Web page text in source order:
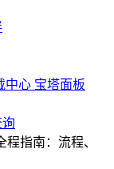
中心 宝塔面板
指南：流程、